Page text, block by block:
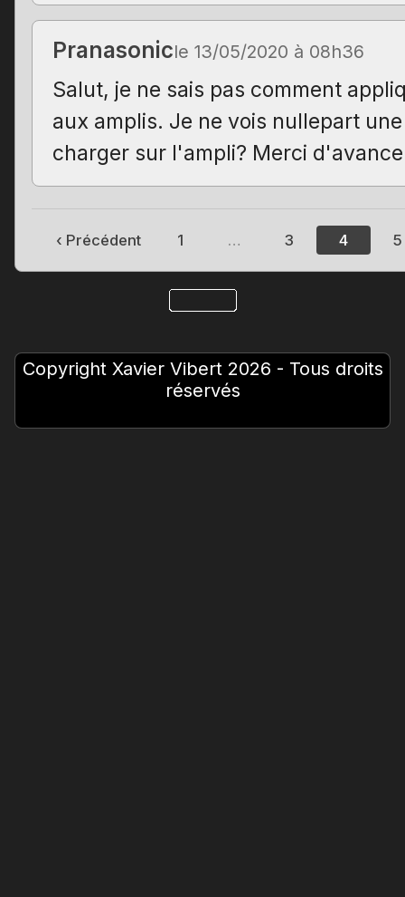
Pranasonicle 13/05/2020 à 08h36
Salut, je ne sais pas comment
aux amplis. Je ne vois nullepart
charger sur l'ampli? Merci
‹ Précédent 1 … 3 4 5
Copyright Xavier Vibert 2026 - Tous droits
réservés